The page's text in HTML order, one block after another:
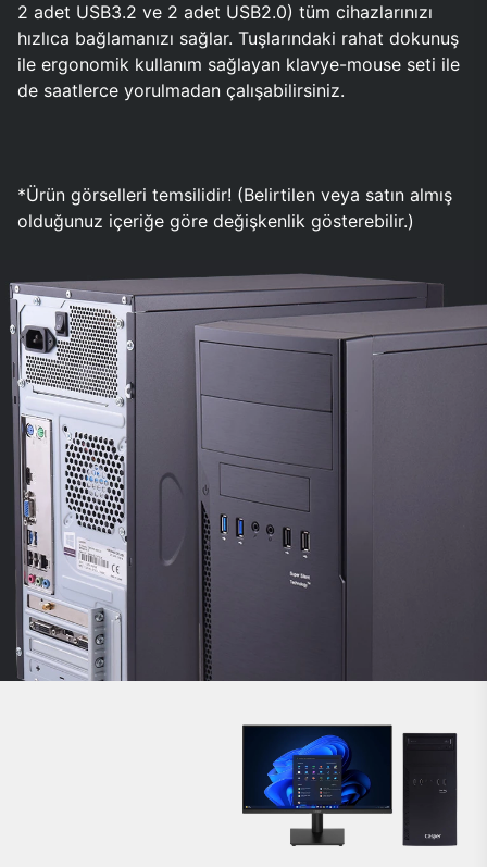
2 adet USB3.2 ve 2 adet USB2.0) tüm cihazlarınızı
hızlıca bağlamanızı sağlar. Tuşlarındaki rahat dokunuş
ile ergonomik kullanım sağlayan klavye-mouse seti ile
de saatlerce yorulmadan çalışabilirsiniz.
*Ürün görselleri temsilidir! (Belirtilen veya satın almış
olduğunuz içeriğe göre değişkenlik gösterebilir.)